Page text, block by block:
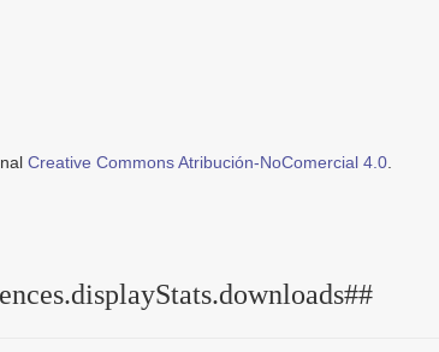
Creative Commons Atribución-NoComercial 4.0.